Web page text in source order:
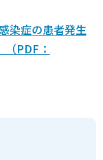
染症の患者発生
PDF：